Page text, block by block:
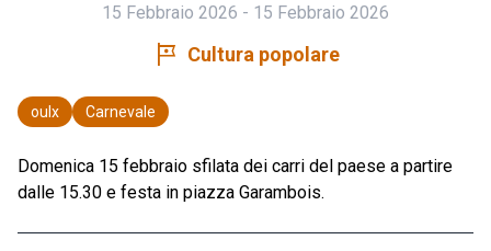
15 Febbraio 2026 - 15 Febbraio 2026
tour Cultura popolare
oulx Carnevale
Domenica 15 febbraio sfilata dei carri del paese a partire
dalle 15.30 e festa in piazza Garambois.